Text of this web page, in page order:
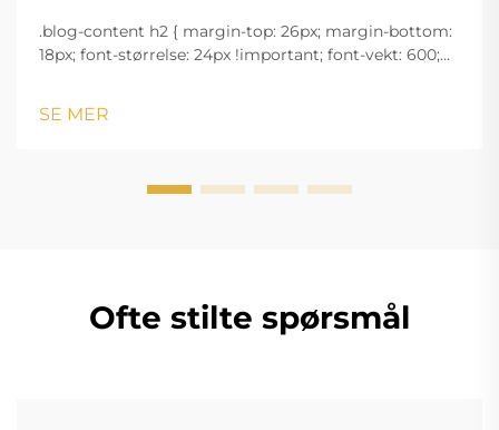
.blog-content h2 { margin-top: 26px; margin-bottom:
18px; font-størrelse: 24px !important; font-vekt: 600;
!important; font-v...
SE MER
Ofte stilte spørsmål